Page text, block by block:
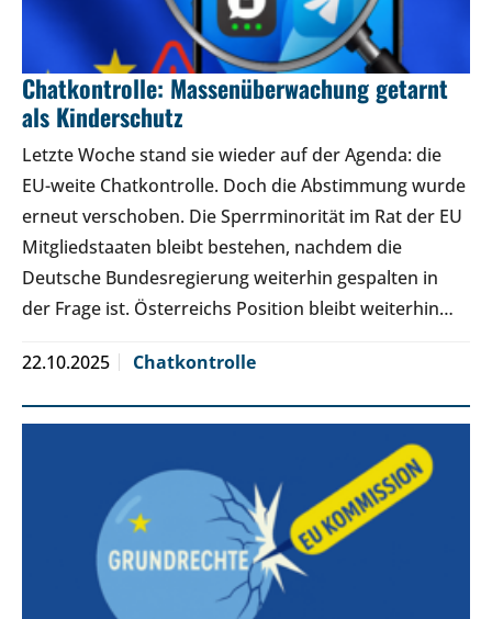
Chatkontrolle: Massenüberwachung getarnt
als Kinderschutz
Letzte Woche stand sie wieder auf der Agenda: die
EU-weite Chatkontrolle. Doch die Abstimmung wurde
erneut verschoben. Die Sperrminorität im Rat der EU
Mitgliedstaaten bleibt bestehen, nachdem die
Deutsche Bundesregierung weiterhin gespalten in
der Frage ist. Österreichs Position bleibt weiterhin…
22.10.2025 Chatkontrolle